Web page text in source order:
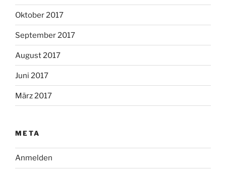
Oktober 2017
September 2017
August 2017
Juni 2017
März 2017
META
Anmelden